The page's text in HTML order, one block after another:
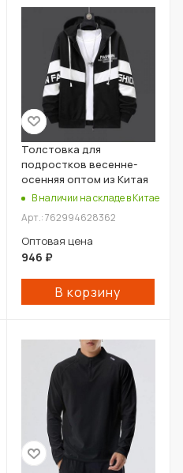
Толстовка для
подростков весенне-
осенняя оптом из Китая
В наличии на складе в Китае
Арт.: 762994628362
Оптовая цена
946 ₽
В корзину